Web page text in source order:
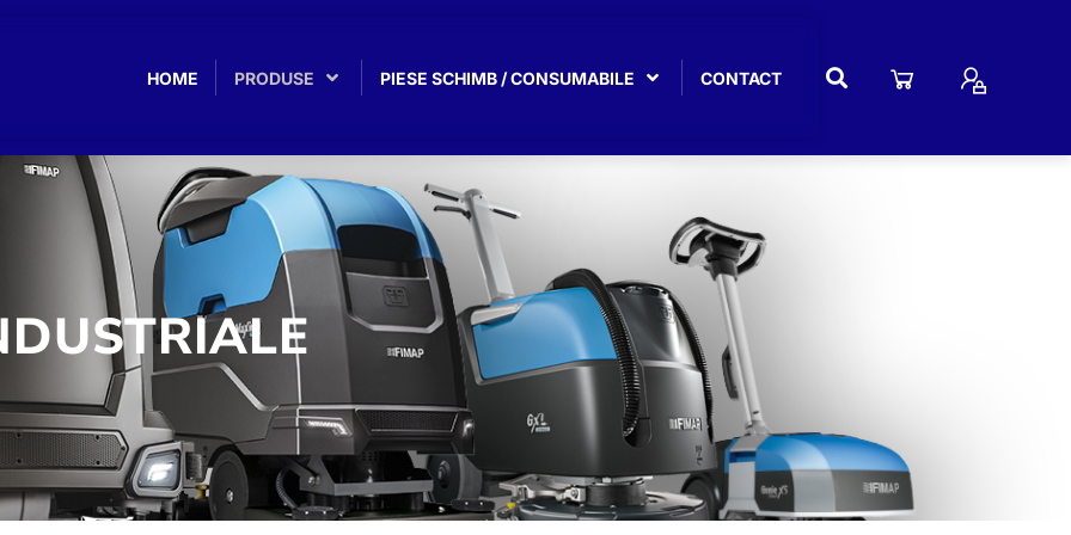
HOME PRODUSE PIESE SCHIMB / CONSUMABILE CONTACT